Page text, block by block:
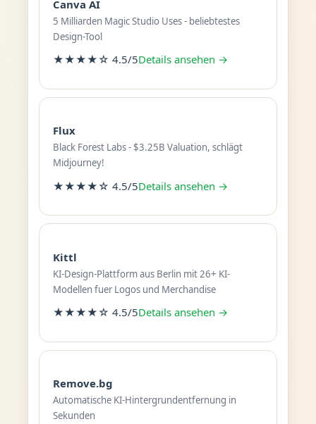
Canva AI
5 Milliarden Magic Studio Uses - beliebtestes
Design-Tool
★★★★☆ 4.5/5Details ansehen →
Flux
Black Forest Labs - $3.25B Valuation, schlägt
Midjourney!
★★★★☆ 4.5/5Details ansehen →
Kittl
KI-Design-Plattform aus Berlin mit 26+ KI-
Modellen fuer Logos und Merchandise
★★★★☆ 4.5/5Details ansehen →
Remove.bg
Automatische KI-Hintergrundentfernung in
Sekunden